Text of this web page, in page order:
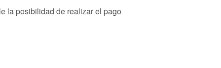
la posibilidad de realizar el pago